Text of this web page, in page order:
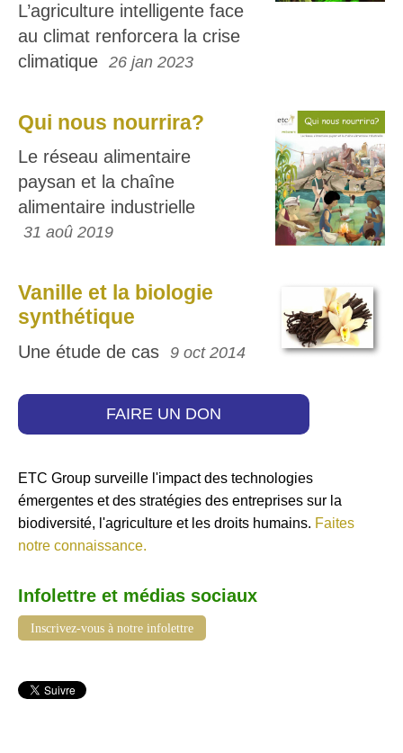
L’agriculture intelligente face
au climat renforcera la crise
climatique 26 jan 2023
Qui nous nourrira?
Le réseau alimentaire
paysan et la chaîne
alimentaire industrielle
31 aoû 2019
Vanille et la biologie
synthétique
Une étude de cas 9 oct 2014
FAIRE UN DON
ETC Group surveille l'impact des technologies
émergentes et des stratégies des entreprises sur la
biodiversité, l'agriculture et les droits humains. Faites
notre connaissance.
Infolettre et médias sociaux
Inscrivez-vous à notre infolettre